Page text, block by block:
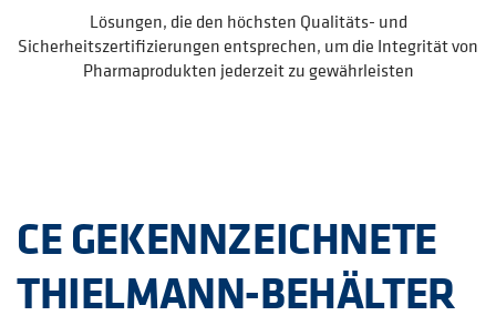
Lösungen, die den höchsten Qualitäts- und
Sicherheitszertifizierungen entsprechen, um die Integrität von
Pharmaprodukten jederzeit zu gewährleisten
CE GEKENNZEICHNETE
THIELMANN-BEHÄLTER